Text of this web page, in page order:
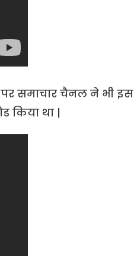
समाचार चैनल ने भी इस
किया था |